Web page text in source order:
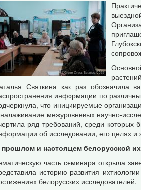
Святкина как раз обозначила
информации по
что инициируемые
межуровневых научно-
ряд требований, среди которых
об исследовании, его целях и
и настоящем белорусской
часть семинара открыла
историю развития
белорусских исследователей.